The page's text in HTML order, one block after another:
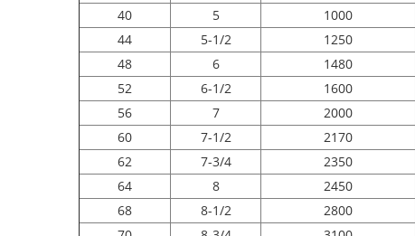
40
5 1000
44
5-1/2 1250
48
6 1480
52
6-1/2 1600
56
7 2000
60
7-1/2 2170
62
7-3/4 2350
64
8 2450
68
8-1/2 2800